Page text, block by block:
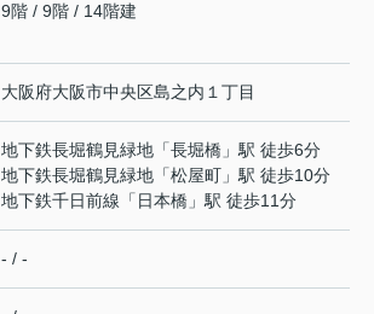
9階 / 9階 / 14階建
大阪府大阪市中央区島之内 １丁目
地下鉄長堀鶴見緑地 「長堀橋 」駅 徒歩6分
地下鉄長堀鶴見緑地 「松屋町 」駅 徒歩10分
地下鉄千日前線 「 日本橋 」駅 徒歩11分
- / -